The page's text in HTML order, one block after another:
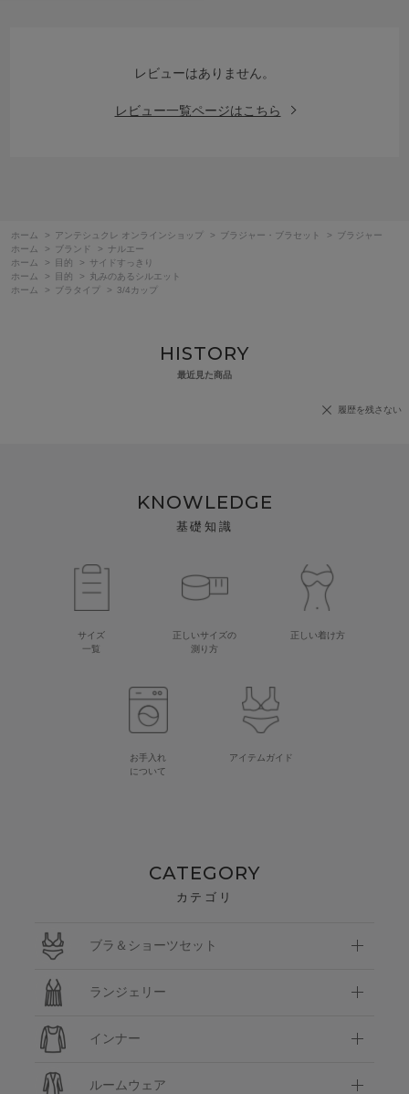
レビューはありません。
レビュー一覧ページはこちら
ホーム > アンテシュクレ オンラインショップ > ブラジャー・ブラセット >
ブラジャー
ホーム
> ブランド > ナルエー
ホーム
> 目的 >
サイドすっきり
ホーム
> 目的 >
丸みのあるシルエット
ホーム
> ブラタイプ > 3/4カップ
HISTORY
最近見た商品
履歴を残さない
KNOWLEDGE
基礎知識
サイズ
一覧
正しいサイズの
測り方
正しい着け方
お手入れ
について
アイテムガイド
CATEGORY
カテゴリ
ブラ＆ショーツセット
ランジェリー
インナー
ルームウェア